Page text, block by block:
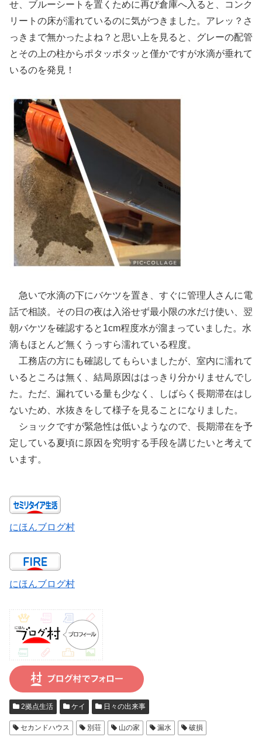
せ、ブルーシートを置くために再び倉庫へ入ると、コンク
リートの床が濡れているのに気がつきました。アレッ？さ
っきまで無かったよね？と思い上を見ると、グレーの配管
とその上の柱からポタッポタッと僅かですが水滴が垂れて
いるのを発見！
急いで水滴の下にバケツを置き、すぐに管理人さんに電
話で相談。その日の夜は入浴せず最小限の水だけ使い、翌
朝バケツを確認すると1cm程度水が溜まっていました。水
滴もほとんど無くうっすら濡れている程度。
工務店の方にも確認してもらいましたが、室内に濡れて
いるところは無く、結局原因ははっきり分かりませんでし
た。ただ、漏れている量も少なく、しばらく長期滞在はし
ないため、水抜きをして様子を見ることになりました。
ショックですが緊急性は低いようなので、長期滞在を予
定している夏頃に原因を究明する手段を講じたいと考えて
います。
にほんブログ村
にほんブログ村
2拠点生活 ケイ 日々の出来事
セカンドハウス 別荘 山の家 漏水 破損